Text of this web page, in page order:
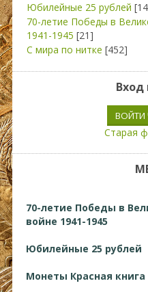
Юбилейные 25 рублей
70-летие Победы в
1941-1945 [21]
С мира по нитке [452]
Вход
ВОЙТИ
Старая
70-летие Победы в
войне 1941-1945
Юбилейные 25 рублей
Монеты Красная книга